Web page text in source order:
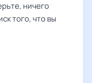
ничего
того, что вы